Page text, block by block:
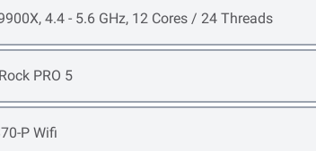
4.4 - 5.6 GHz, 12 Cores / 24 Threads
PRO 5
P Wifi